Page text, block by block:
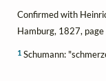
Confirmed with
Hamburg, 1827,
1Schumann: